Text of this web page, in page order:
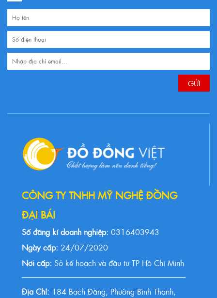
CÔNG TY TNHH MỸ NGHỆ ĐỒNG
ĐẠI BÁI
Số đăng kí doanh nghiệp: 0316403943
Ngày cấp: 24/07/2020
Nơi cấp: Sở kế hoạch và đầu tư TP Hồ Chí Minh
Địa Chỉ: 184 Bạch Đằng, Phường Bình Thạnh,